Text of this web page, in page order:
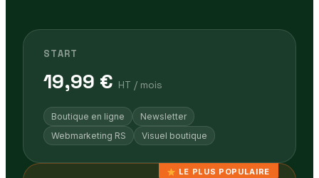
START
19,99 € HT / mois
Boutique en ligne
Newsletter
Webmarketing RS
Visuel boutique
LE PLUS POPULAIRE